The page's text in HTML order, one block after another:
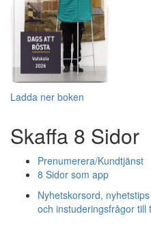
Ladda ner boken
Skaffa 8 Sidor
Prenumerera/Kundtjänst
8 Sidor som app
Nyhetskorsord, nyhetstips
och instuderingsfrågor till